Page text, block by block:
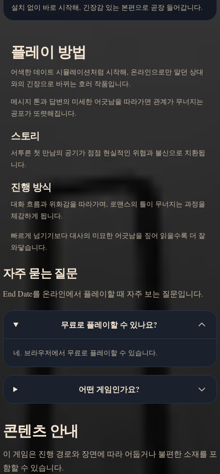
설치 없이 바로 시작해, 긴장감 있는 본편으로 곧장 들어갑니다.
플레이 방법
어색한 데이트 시뮬레이션처럼 시작해, 온라인으로만 알던 상대
와의 긴장으로 바뀌는 호러 작품입니다.
메시지 톤과 답변의 미세한 어긋남을 따라가면 관계가 무너지는
공포가 또렷해집니다.
스토리
서투른 첫 만남의 공기가 점점 현실적인 위협과 불신으로 치환됩
니다.
진행 방식
대화 흐름과 위화감을 따라가며, 로맨스의 틀이 무너지는 과정을
체감하게 됩니다.
빠르게 넘기기보다 대사의 미묘한 어긋남을 짚어 읽을수록 더 잘
와닿습니다.
자주 묻는 질문
End Date를 온라인에서 플레이할 때 자주 보는 질문입니다.
무료로 플레이할 수 있나요?
네. 브라우저에서 무료로 플레이할 수 있습니다.
어떤 게임인가요?
콘텐츠 안내
이 게임은 진행 경로와 장면에 따라 어둡거나 불편한 소재를 포
함할 수 있습니다.